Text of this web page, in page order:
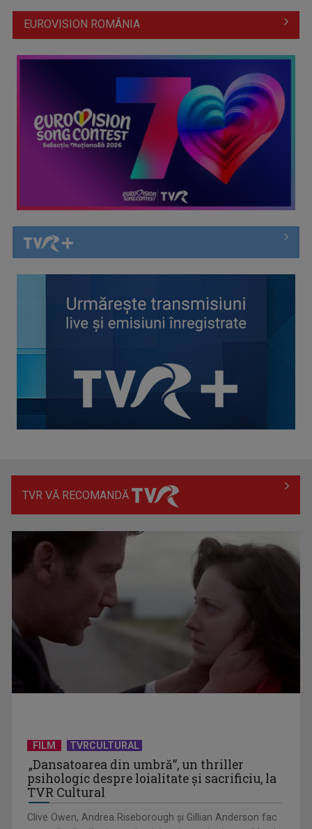
Cate Blanchett este „Blue Jasmine” – sâmbătă seară, la TVR
Spectacol total la TVR: David Popovici și tricolorii luptă
aniversat la TVR ...
în România”, un ...
EUROVISION ROMÂNIA
TVR VĂ RECOMANDĂ
FILM TVRCULTURAL
„Dansatoarea din umbră”, un thriller
psihologic despre loialitate și sacrificiu, la
TVR Cultural
Clive Owen, Andrea Riseborough şi Gillian Anderson fac